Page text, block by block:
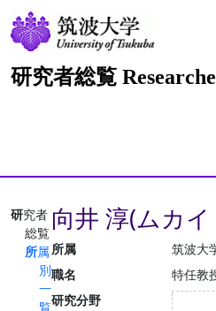
研究者総覧
研究者
総覧
所属
別
一
覧
向井 淳(ムカ
所属
筑波大
職名
特任教
研究分野